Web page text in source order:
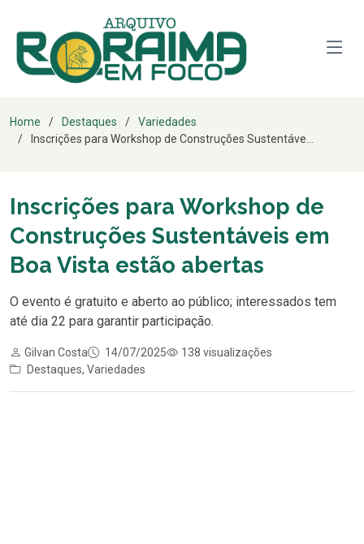
Home Destaques
Variedades
Inscrições para Workshop de Construções Sustentáve...
Inscrições para Workshop de
Construções Sustentáveis em
Boa Vista estão abertas
O evento é gratuito e aberto ao público; interessados tem
até dia 22 para garantir participação.
Gilvan Costa 14/07/2025
138 visualizações
Destaques, Variedades